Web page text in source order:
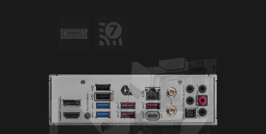
Wi-Fi 7 ist die neueste drahtlose Lösung, die
einen großen Schritt nach vorne macht, indem
gestiegenen Datenverkehr und die wachsende
Anzahl von drahtlosen Geräten zu bewältigen.
*Windows 11 compatibility only